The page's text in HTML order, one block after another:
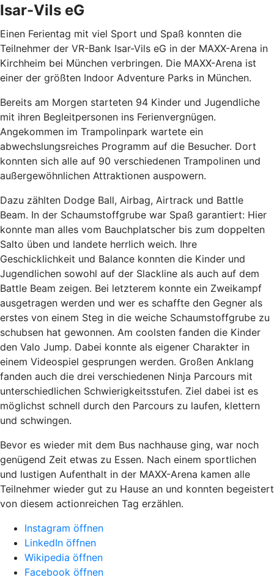
Isar-Vils eG
Einen Ferientag mit viel Sport und Spaß konnten die
Teilnehmer der VR-Bank Isar-Vils eG in der MAXX-Arena in
Kirchheim bei München verbringen. Die MAXX-Arena ist
einer der größten Indoor Adventure Parks in München.
Bereits am Morgen starteten 94 Kinder und Jugendliche
mit ihren Begleitpersonen ins Ferienvergnügen.
Angekommen im Trampolinpark wartete ein
abwechslungsreiches Programm auf die Besucher. Dort
konnten sich alle auf 90 verschiedenen Trampolinen und
außergewöhnlichen Attraktionen auspowern.
Dazu zählten Dodge Ball, Airbag, Airtrack und Battle
Beam. In der Schaumstoffgrube war Spaß garantiert: Hier
konnte man alles vom Bauchplatscher bis zum doppelten
Salto üben und landete herrlich weich. Ihre
Geschicklichkeit und Balance konnten die Kinder und
Jugendlichen sowohl auf der Slackline als auch auf dem
Battle Beam zeigen. Bei letzterem konnte ein Zweikampf
ausgetragen werden und wer es schaffte den Gegner als
erstes von einem Steg in die weiche Schaumstoffgrube zu
schubsen hat gewonnen. Am coolsten fanden die Kinder
den Valo Jump. Dabei konnte als eigener Charakter in
einem Videospiel gesprungen werden. Großen Anklang
fanden auch die drei verschiedenen Ninja Parcours mit
unterschiedlichen Schwierigkeitsstufen. Ziel dabei ist es
möglichst schnell durch den Parcours zu laufen, klettern
und schwingen.
Bevor es wieder mit dem Bus nachhause ging, war noch
genügend Zeit etwas zu Essen. Nach einem sportlichen
und lustigen Aufenthalt in der MAXX-Arena kamen alle
Teilnehmer wieder gut zu Hause an und konnten begeistert
von diesem actionreichen Tag erzählen.
Instagram öffnen
LinkedIn öffnen
Wikipedia öffnen
Facebook öffnen